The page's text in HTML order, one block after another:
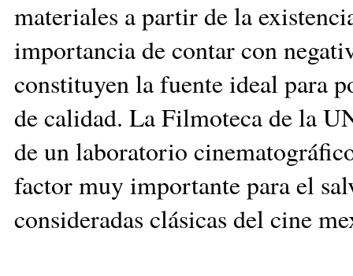
materiales a partir de la
importancia de contar con
constituyen la fuente ideal para
de calidad. La Filmoteca de la
de un laboratorio
factor muy importante para el
consideradas clásicas del cine